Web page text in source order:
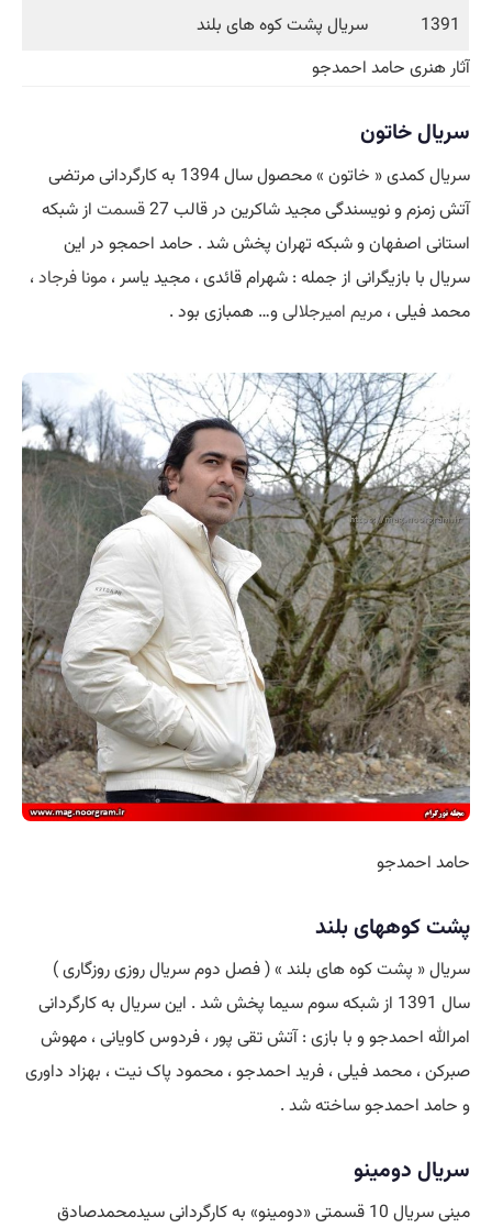
1391
سریال پشت کوه های بلند
آثار هنری حامد احمدجو
سریال خاتون
سریال کمدی « خاتون » محصول سال 1394 به کارگردانی مرتضی
آتش زمزم و نویسندگی مجید شاکرین در قالب 27
قسمت از شبکه
استانی اصفهان و شبکه تهران پخش شد . حامد احمجو در این
سریال با بازیگرانی از جمله : شهرام قائدی ، مجید یاسر ، مونا فرجاد ،
محمد فیلی ، مریم امیرجلالیو… همبازی بود .
حامد احمدجو
پشت کوههای بلند
سریال « پشت کوه های بلند » ( فصل دوم سریال روزی روزگاری )
سال 1391 از شبکه سوم سیما پخش شد . این سریال به کارگردانی
امرالله احمدجو و با بازی : آتش تقی پور ، فردوس کاویانی ، مهوش
صبرکن ، محمد فیلی ، فرید احمدجو ، محمود پاک نیت ، بهزاد داوری
و حامد احمدجو ساخته شد .
سریال دومینو
مینی سریال 10 قسمتی «دومینو» به کارگردانی سیدمحمدصادق